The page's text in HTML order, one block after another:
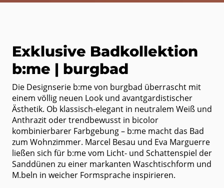
Exklusive Badkollektion
b:me | burgbad
Die Designserie b:me von burgbad überrascht mit
einem völlig neuen Look und avantgardistischer
Ästhetik. Ob klassisch-elegant in neutralem Weiß und
Anthrazit oder trendbewusst in bicolor
kombinierbarer Farbgebung – b:me macht das Bad
zum Wohnzimmer. Marcel Besau und Eva Marguerre
ließen sich für b:me vom Licht- und Schattenspiel der
Sanddünen zu einer markanten Waschtischform und
M.beln in weicher Formsprache inspirieren.